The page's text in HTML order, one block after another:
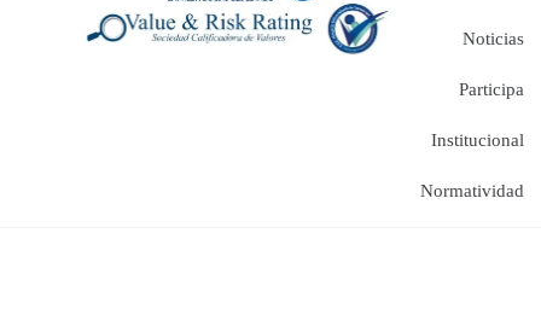
Noticias
Participa
Institucional
Normatividad